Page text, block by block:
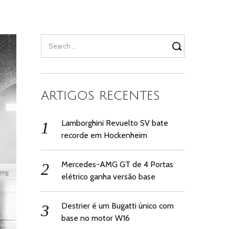
for:
ARTIGOS RECENTES
Lamborghini Revuelto SV bate
recorde em Hockenheim
Mercedes-AMG GT de 4 Portas
elétrico ganha versão base
Destrier é um Bugatti único com
base no motor W16